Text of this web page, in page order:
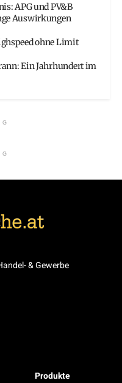
APG und PV&B
Auswirkungen
ohne Limit
Ein Jahrhundert im
& Gewerbe
Produkte